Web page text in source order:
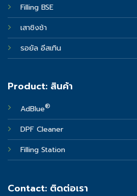
Filling BSE
เสาชิงช้า
รอยัล อีสเทิน
Product: สินค้า
AdBlue®
DPF Cleaner
Filling Station
Contact: ติดต่อเรา